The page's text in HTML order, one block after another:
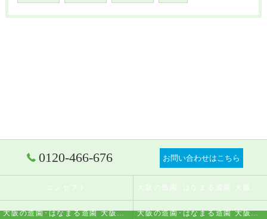
0120-466-676 お問い合わせはこちら
コンセプト
大阪の造園･はなまる造園 大阪店の評判 大阪の造園･はなまる造園 大阪店のお客様の声